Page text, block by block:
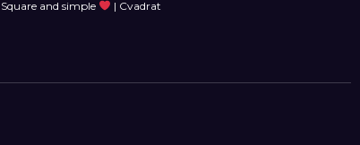
Square and simple | Cvadrat